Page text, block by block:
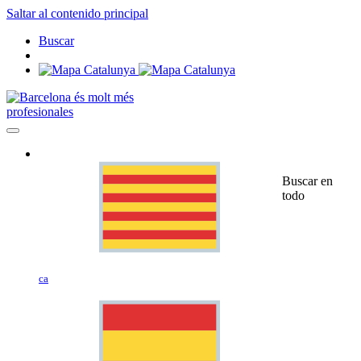
Saltar al contenido principal
Buscar
profesionales
ca
Buscar en
todo